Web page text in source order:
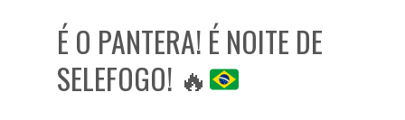
É O PANTERA! É NOITE DE
SELEFOGO! 🔥